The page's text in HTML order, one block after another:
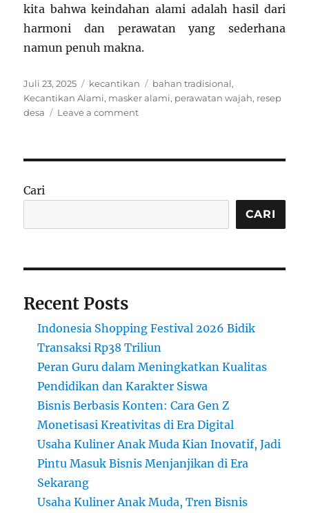
kita bahwa keindahan alami adalah hasil dari
harmoni dan perawatan yang sederhana
namun penuh makna.
Posted
on
Juli 23, 2025 Categories
kecantikan Tags
bahan tradisional,
Kecantikan Alami, masker alami, perawatan wajah, resep
desa
Leave a commenton
dengan
Tradisional
Cari
CARI
Recent Posts
Indonesia Shopping Festival 2026 Bidik
Transaksi Rp38 Triliun
Peran Guru dalam Meningkatkan Kualitas
Pendidikan dan Karakter Siswa
Bisnis Berbasis Konten: Cara Gen Z
Monetisasi Kreativitas di Era Digital
Usaha Kuliner Anak Muda Kian Inovatif, Jadi
Pintu Masuk Bisnis Menjanjikan di Era
Sekarang
Usaha Kuliner Anak Muda, Tren Bisnis